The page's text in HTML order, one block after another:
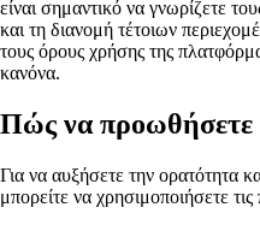
είναι σημαντικό να γνωρίζετε
και τη διανομή τέτοιων
τους όρους χρήσης της
κανόνα.
Πώς να προωθήσετε
Για να αυξήσετε την ορατότητα
μπορείτε να χρησιμοποιήσετε